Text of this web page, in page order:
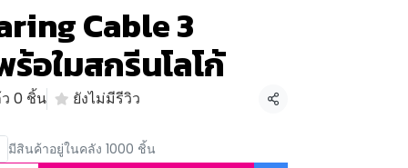
Cable 3
อใมสกรีนโลโก้
0 ชิ้น ยังไม่มีรีวิว
แชร์
มีสินค้าอยู่ในคลัง 1000 ชิ้น